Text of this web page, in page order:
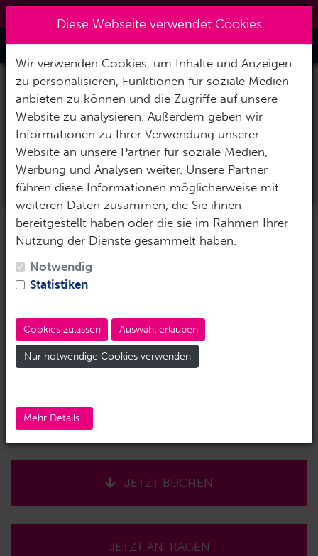
Toggle
JETZT BUCHEN
JETZT ANFRAGEN
Reisezeitraum auswählen
Abreisedatum
Rückreisedatum
Reise-Daten übernehmen
Diese Webseite verwendet Cookies
Wir verwenden Cookies, um Inhalte und Anzeigen
zu personalisieren, Funktionen für soziale Medien
anbieten zu können und die Zugriffe auf unsere
Website zu analysieren. Außerdem geben wir
Informationen zu Ihrer Verwendung unserer
Website an unsere Partner für soziale Medien,
Werbung und Analysen weiter. Unsere Partner
führen diese Informationen möglicherweise mit
weiteren Daten zusammen, die Sie ihnen
bereitgestellt haben oder die sie im Rahmen Ihrer
Nutzung der Dienste gesammelt haben.
Notwendig
Statistiken
Cookies zulassen Auswahl erlauben
Nur notwendige Cookies verwenden
Mehr Details...